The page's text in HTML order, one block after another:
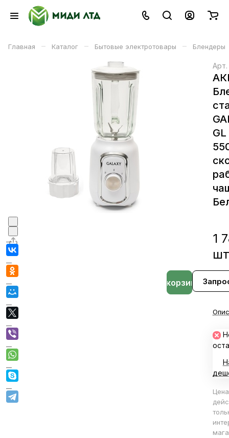
Главная – Каталог – Бытовые электротовары – Блендеры
Арт.
GL
1
шт
В корзине
Цена